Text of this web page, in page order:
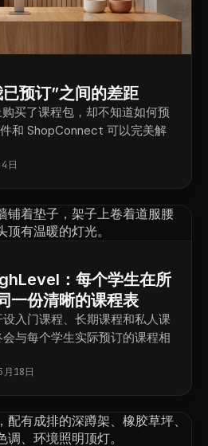
预订”之间的差距
买了课程包，却不知道如何预
和 ShopConnect 可以完美解
日
：每个学生在所
一份清晰的课程表
入门课程、长期课程和私人课
与每个学生实际预订的课程相
18日